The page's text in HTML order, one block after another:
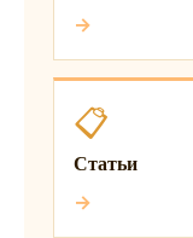
→
📋
Статьи
→